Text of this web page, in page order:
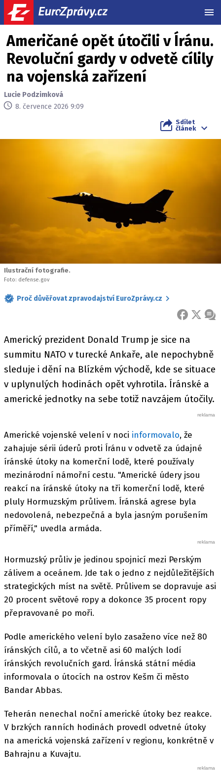
Američané opět útočili v Íránu.
Revoluční gardy v odvetě cílily
na vojenská zařízení
Lucie Podzimková
8. července 2026 9:09
Sdílet
článek
Ilustrační fotografie.
Foto: defense.gov
Proč důvěřovat zpravodajství EuroZprávy.cz
FACEBOOK
X
Americký prezident Donald Trump je sice na
summitu NATO v turecké Ankaře, ale nepochybně
sleduje i dění na Blízkém východě, kde se situace
v uplynulých hodinách opět vyhrotila. Íránské a
americké jednotky na sebe totiž navzájem útočily.
Americké vojenské velení v noci informovalo, že
zahajuje sérii úderů proti Íránu v odvetě za údajné
íránské útoky na komerční lodě, které používaly
mezinárodní námořní cestu. "Americké údery jsou
reakcí na íránské útoky na tři komerční lodě, které
pluly Hormuzským průlivem. Íránská agrese byla
nedovolená, nebezpečná a byla jasným porušením
příměří," uvedla armáda.
Hormuzský průliv je jedinou spojnicí mezi Perským
zálivem a oceánem. Jde tak o jedno z nejdůležitějších
strategických míst na světě. Průlivem se dopravuje asi
20 procent světové ropy a dokonce 35 procent ropy
přepravované po moři.
Podle amerického velení bylo zasaženo více než 80
íránských cílů, a to včetně asi 60 malých lodí
íránských revolučních gard. Íránská státní média
informovala o útocích na ostrov Kešm či město
Bandar Abbas.
Teherán nenechal noční americké útoky bez reakce.
V brzkých ranních hodinách provedl odvetné útoky
na americká vojenská zařízení v regionu, konkrétně v
Bahrajnu a Kuvajtu.